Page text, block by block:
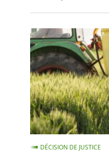
après
avantRéglementation
de
l'usage
des
pesticides
DÉCISION DE JUSTICE